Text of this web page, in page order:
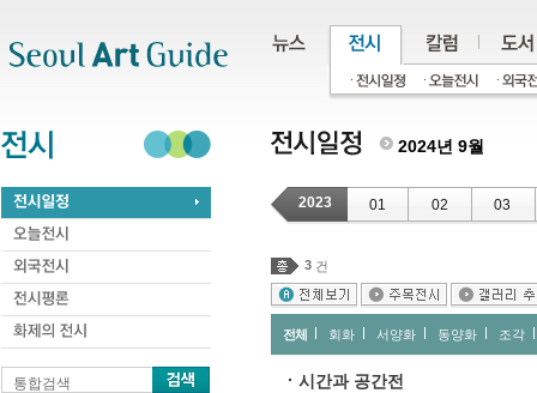
통합검색
2024년 9월
2023 01 02 03
3 건
전체 회화 서양화 동양화 조각
시간과 공간전